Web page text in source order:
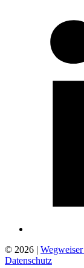
© 2026 |
Datenschutz